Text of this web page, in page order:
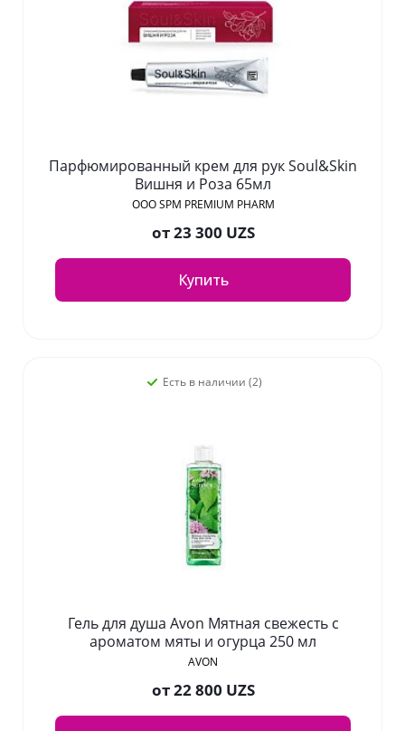
Парфюмированный крем для рук Soul&Skin
Вишня и Роза 65мл
OOO SPM PREMIUM PHARM
от23 300 UZS
Купить
Есть в наличии (2)
Гель для душа Avon Мятная свежесть с
ароматом мяты и огурца 250 мл
AVON
от22 800 UZS